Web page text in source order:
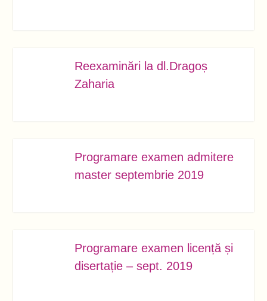
Reexaminări la dl.Dragoș
Zaharia
Programare examen admitere
master septembrie 2019
Programare examen licență și
disertație – sept. 2019